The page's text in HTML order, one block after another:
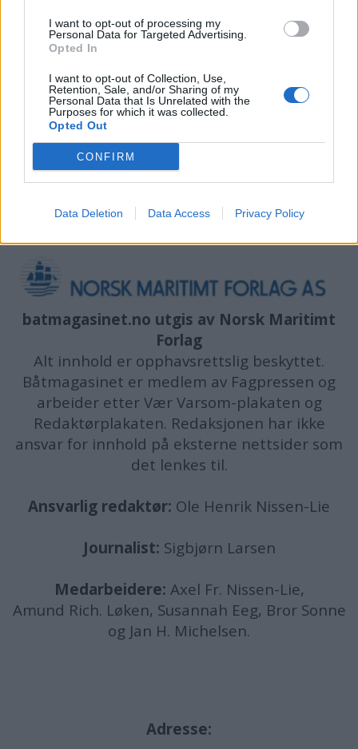
I want to opt-out of processing my
Personal Data for Targeted Advertising.
Opted In
I want to opt-out of Collection, Use,
Retention, Sale, and/or Sharing of my
Personal Data that Is Unrelated with the
Purposes for which it was collected.
Opted Out
CONFIRM
Data Deletion Data Access Privacy Policy
(02.01.2012)
UKATEGORISERT ALLERBM
batmagasinet.no utgis av Norsk Maritimt
Forlag
Alt innhold er opphavsrettslig beskyttet.
Båtmagasinet er medlem av Fagpressen og
arbeider etter Vær Varsom-plakaten og
Redaktørplakaten. Redaksjonen har ikke
ansvar for innhold på eksterne nettsider som
det lenkes til.
Ansvarlig redaktør: Ole Henrik Nissen-Lie
Journalist: Sigbjørn Larsen
Medarbeidere: Axel Fr. Nissen-Lie,
Amund Rich. Løken, Susannah Eeg, Bror Sonne
og Jan H. Michelsen.
Adresse: